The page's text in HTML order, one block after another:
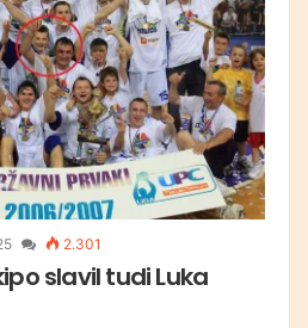
2.301
slavil tudi Luka